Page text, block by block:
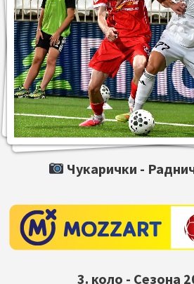
Чукарички -
3. коло - Сезона